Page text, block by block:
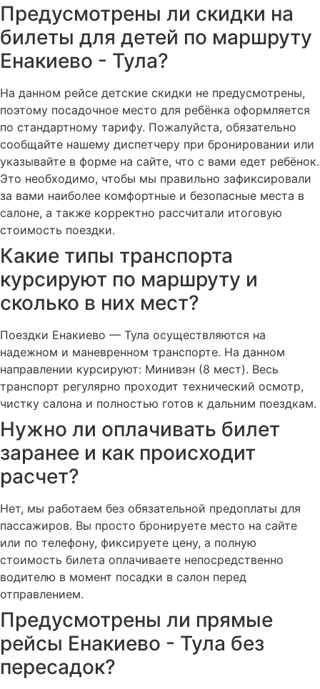
Предусмотрены ли скидки на
билеты для детей по маршруту
Енакиево - Тула?
На данном рейсе детские скидки не предусмотрены,
поэтому посадочное место для ребёнка оформляется
по стандартному тарифу. Пожалуйста, обязательно
сообщайте нашему диспетчеру при бронировании или
указывайте в форме на сайте, что с вами едет ребёнок.
Это необходимо, чтобы мы правильно зафиксировали
за вами наиболее комфортные и безопасные места в
салоне, а также корректно рассчитали итоговую
стоимость поездки.
Какие типы транспорта
курсируют по маршруту и
сколько в них мест?
Поездки Енакиево — Тула осуществляются на
надежном и маневренном транспорте. На данном
направлении курсируют: Минивэн (8 мест). Весь
транспорт регулярно проходит технический осмотр,
чистку салона и полностью готов к дальним поездкам.
Нужно ли оплачивать билет
заранее и как происходит
расчет?
Нет, мы работаем без обязательной предоплаты для
пассажиров. Вы просто бронируете место на сайте
или по телефону, фиксируете цену, а полную
стоимость билета оплачиваете непосредственно
водителю в момент посадки в салон перед
отправлением.
Предусмотрены ли прямые
рейсы Енакиево - Тула без
пересадок?